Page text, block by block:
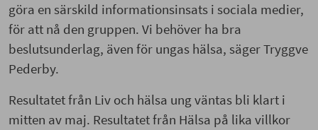
göra en särskild informationsinsats i sociala medier,
för att nå den gruppen. Vi behöver ha bra
beslutsunderlag, även för ungas hälsa, säger Tryggve
Pederby.
Resultatet från Liv och hälsa ung väntas bli klart i
mitten av maj. Resultatet från Hälsa på lika villkor